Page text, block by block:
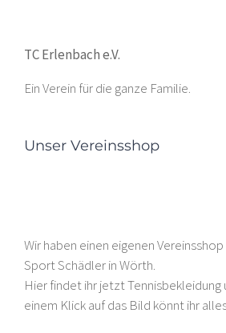
TC Erlenbach e.V.
Ein Verein für die ganze Familie.
Unser Vereinsshop
Wir haben einen eigenen
Sport Schädler in Wörth.
Hier findet ihr jetzt Tennisbekleidung
einem Klick auf das Bild könnt ihr